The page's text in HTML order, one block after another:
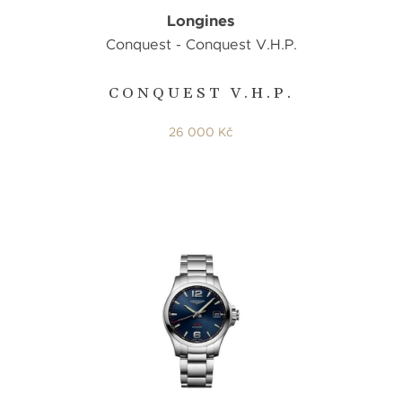
CONQUEST V.H.P.
Longines
Conquest - Conquest V.H.P.
26 000 Kč